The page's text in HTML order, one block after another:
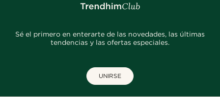
Sé el primero en enterarte de las novedades, las últimas
tendencias y las ofertas especiales.
UNIRSE